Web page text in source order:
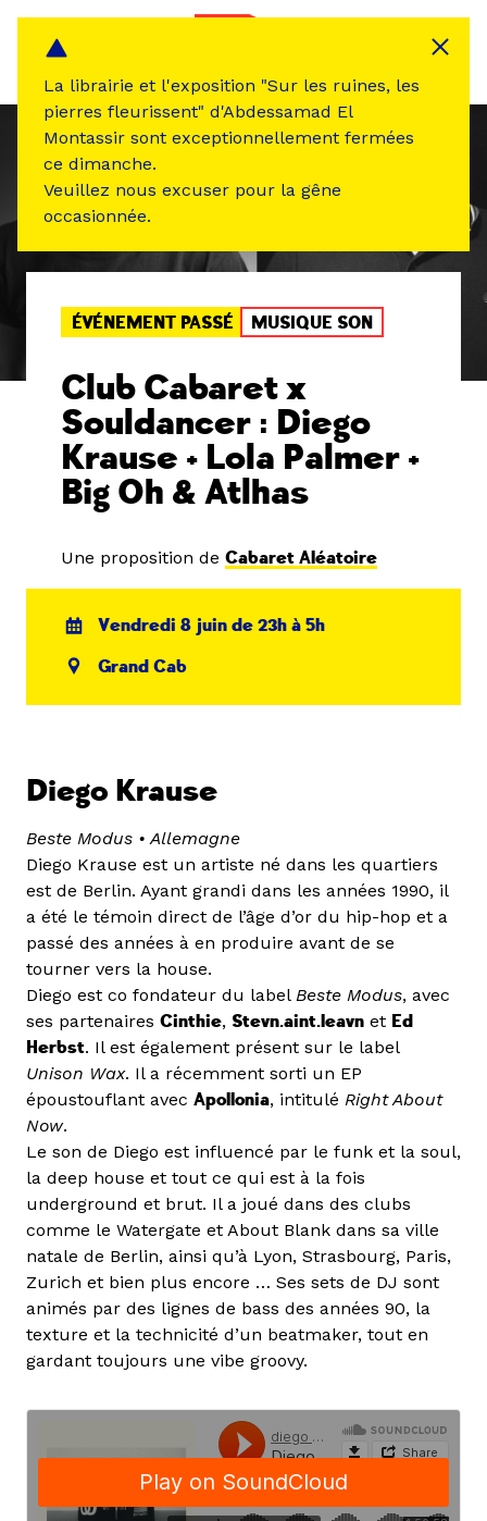
ÉVÉNEMENT PASSÉ MUSIQUE SON
Club Cabaret x
Souldancer : Diego
Krause + Lola Palmer +
Big Oh & Atlhas
Une proposition de Cabaret Aléatoire
Vendredi 8 juin de 23h à 5h
Grand Cab
Diego Krause
Beste Modus • Allemagne
Diego Krause est un artiste né dans les quartiers
est de Berlin. Ayant grandi dans les années 1990, il
a été le témoin direct de l’âge d’or du hip-hop et a
passé des années à en produire avant de se
tourner vers la house.
Diego est co fondateur du label Beste Modus, avec
ses partenaires Cinthie, Stevn.aint.leavn et Ed
Herbst. Il est également présent sur le label
Unison Wax. Il a récemment sorti un EP
époustouflant avec Apollonia, intitulé Right About
Now.
Le son de Diego est influencé par le funk et la soul,
la deep house et tout ce qui est à la fois
underground et brut. Il a joué dans des clubs
comme le Watergate et About Blank dans sa ville
natale de Berlin, ainsi qu’à Lyon, Strasbourg, Paris,
Zurich et bien plus encore … Ses sets de DJ sont
animés par des lignes de bass des années 90, la
texture et la technicité d’un beatmaker, tout en
gardant toujours une vibe groovy.
La librairie et l'exposition "Sur les ruines, les
pierres fleurissent" d'Abdessamad El
Montassir sont exceptionnellement fermées
ce dimanche.
Veuillez nous excuser pour la gêne
occasionnée.
Panneau de gestion des cookies